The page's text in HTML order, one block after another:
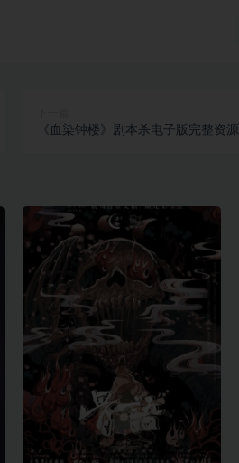
《血染钟楼》剧本杀电子版完整资源